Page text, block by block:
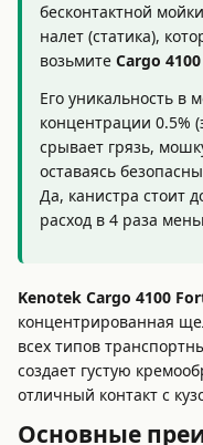
бесконтактной
налет (статика),
возьмите Cargo
Его уникальность
концентрации 0.5%
срывает грязь,
оставаясь
Да, канистра стоит
расход в 4 раза
Kenotek Cargo 4100
концентрированная
всех типов
создает густую
отличный контакт с
Основные